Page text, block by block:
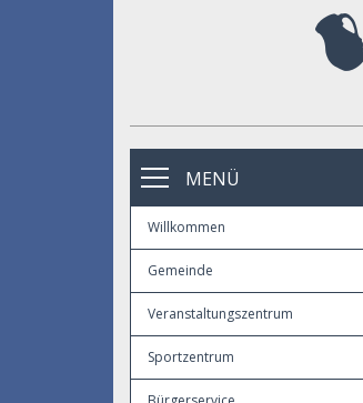
MENÜ
Willkommen
Gemeinde
Veranstaltungszentrum
Sportzentrum